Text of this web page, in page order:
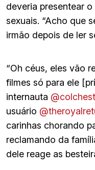
deveria presentear
sexuais. “Acho que
irmão depois de ler
“Oh céus, eles vão
filmes só para ele
internauta
usuário
carinhas chorando
reclamando da
dele reage as